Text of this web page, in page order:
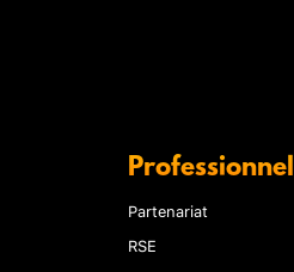
Professionnel
Partenariat
RSE